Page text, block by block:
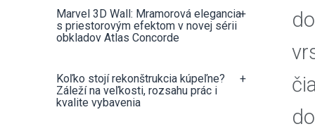
Marvel 3D Wall: Mramorová elegancia
s priestorovým efektom v novej sérii
obkladov Atlas Concorde
+
Koľko stojí rekonštrukcia kúpeľne?
Záleží na veľkosti, rozsahu prác i
kvalite vybavenia
+